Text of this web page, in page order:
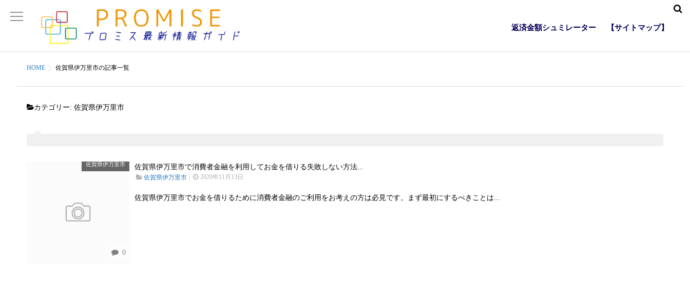
返済金額シュミレーター 【サイトマップ】
HOME 佐賀県伊万里市の記事一覧
カテゴリー: 佐賀県伊万里市
佐賀県伊万里市
0
佐賀県伊万里市で消費者金融を利用してお金を借りる失敗しない方法...
佐賀県伊万里市 2020年11月13日
佐賀県伊万里市でお金を借りるために消費者金融のご利用をお考えの方は必見です。まず最初にするべきことは...